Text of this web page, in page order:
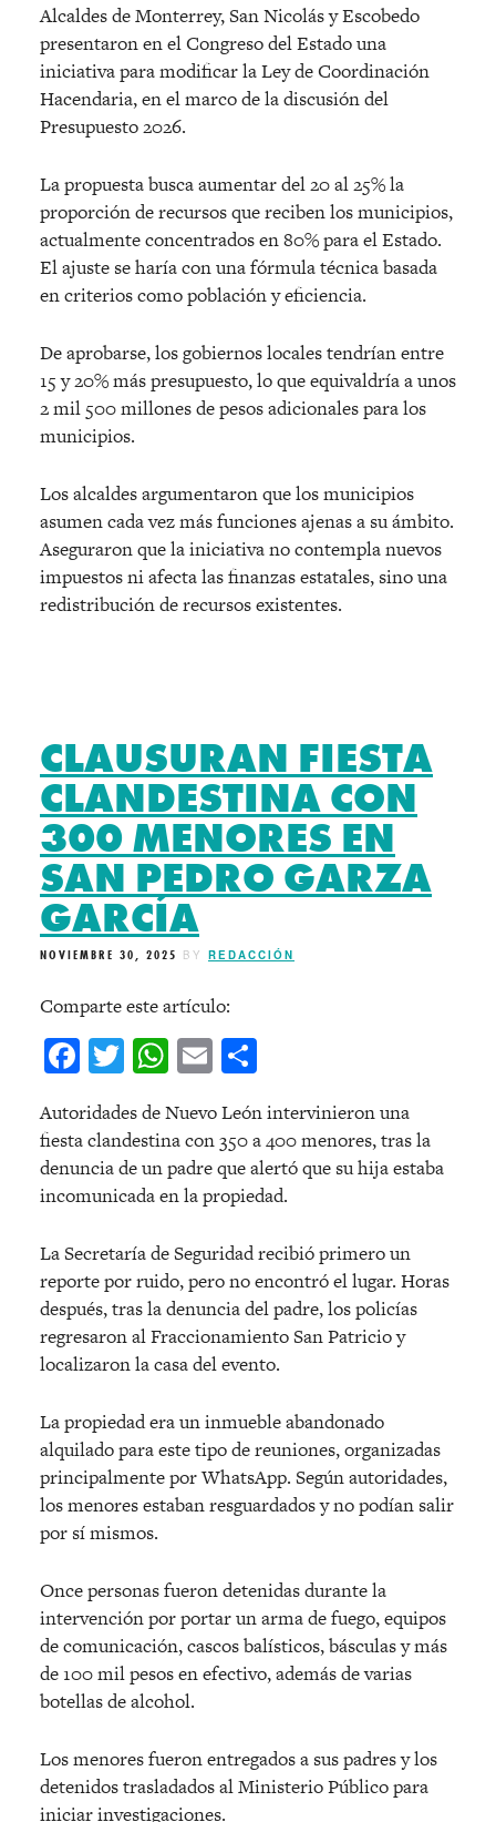
Alcaldes de Monterrey, San Nicolás y Escobedo
presentaron en el Congreso del Estado una
iniciativa para modificar la Ley de Coordinación
Hacendaria, en el marco de la discusión del
Presupuesto 2026.
La propuesta busca aumentar del 20 al 25% la
proporción de recursos que reciben los municipios,
actualmente concentrados en 80% para el Estado.
El ajuste se haría con una fórmula técnica basada
en criterios como población y eficiencia.
De aprobarse, los gobiernos locales tendrían entre
15 y 20% más presupuesto, lo que equivaldría a unos
2 mil 500 millones de pesos adicionales para los
municipios.
Los alcaldes argumentaron que los municipios
asumen cada vez más funciones ajenas a su ámbito.
Aseguraron que la iniciativa no contempla nuevos
impuestos ni afecta las finanzas estatales, sino una
redistribución de recursos existentes.
CLAUSURAN FIESTA
CLANDESTINA CON
300 MENORES EN
SAN PEDRO GARZA
GARCÍA
NOVIEMBRE 30, 2025 BY REDACCIÓN
Comparte este artículo:
Facebook
Twitter
WhatsApp
Email
Autoridades de Nuevo León intervinieron una
fiesta clandestina con 350 a 400 menores, tras la
denuncia de un padre que alertó que su hija estaba
incomunicada en la propiedad.
La Secretaría de Seguridad recibió primero un
reporte por ruido, pero no encontró el lugar. Horas
después, tras la denuncia del padre, los policías
regresaron al Fraccionamiento San Patricio y
localizaron la casa del evento.
La propiedad era un inmueble abandonado
alquilado para este tipo de reuniones, organizadas
principalmente por WhatsApp. Según autoridades,
los menores estaban resguardados y no podían salir
por sí mismos.
Once personas fueron detenidas durante la
intervención por portar un arma de fuego, equipos
de comunicación, cascos balísticos, básculas y más
de 100 mil pesos en efectivo, además de varias
botellas de alcohol.
Los menores fueron entregados a sus padres y los
detenidos trasladados al Ministerio Público para
iniciar investigaciones.